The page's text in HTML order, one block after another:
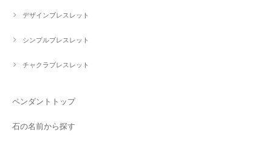
デザインブレスレット
シンプルブレスレット
チャクラブレスレット
ペンダントトップ
石の名前から探す